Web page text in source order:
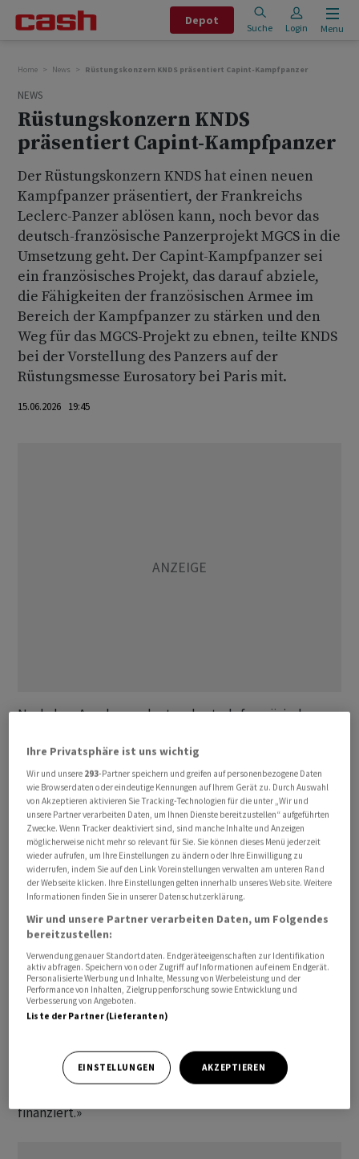
Depot
Suche Login Menu
Home News Rüstungskonzern KNDS präsentiert Capint-Kampfpanzer
NEWS
Rüstungskonzern KNDS
präsentiert Capint-Kampfpanzer
Der Rüstungskonzern KNDS hat einen neuen
Kampfpanzer präsentiert, der Frankreichs
Leclerc-Panzer ablösen kann, noch bevor das
deutsch-französische Panzerprojekt MGCS in die
Umsetzung geht. Der Capint-Kampfpanzer sei
ein französisches Projekt, das darauf abziele,
die Fähigkeiten der französischen Armee im
Bereich der Kampfpanzer zu stärken und den
Weg für das MGCS-Projekt zu ebnen, teilte KNDS
bei der Vorstellung des Panzers auf der
Rüstungsmesse Eurosatory bei Paris mit.
15.06.2026 19:45
Nach dem Aus des geplanten deutsch-französischen
gemeinsame Panzerprojekt MGCS ebenfalls in die
Brüche gehen könnte. Das Projekt MGCS (Main Ground
Combat System) zielt darauf ab, bis 2040 die
Kampfpanzer Leopard 2 und Leclerc durch ein
plattformübergreifendes Bodenkampfsystem zu
ersetzen.
Frankreich benötigt Zwischenlösung
Frankreichs Verteidigungsministerin Catherine Vautrin
begründete das Interesse an einer Zwischenlösung mit
den Verzögerungen beim MGCS-Projekt. «Der Panzer
der Zukunft hat sich um zehn Jahre verzögert. Wir
können nicht so lange warten», sagte Vautrin der
Zwischenmodell. «Es wird ein neu konzipierter Panzer
mit hoher Vernetzung sein. Diese Arbeiten sind im
finanziert.»
Ihre Privatsphäre ist uns wichtig
Wir und unsere 293-Partner speichern und greifen auf personenbezogene Daten
wie Browserdaten oder eindeutige Kennungen auf Ihrem Gerät zu. Durch Auswahl
von Akzeptieren aktivieren Sie Tracking-Technologien für die unter „Wir und
unsere Partner verarbeiten Daten, um Ihnen Dienste bereitzustellen“ aufgeführten
Zwecke. Wenn Tracker deaktiviert sind, sind manche Inhalte und Anzeigen
möglicherweise nicht mehr so relevant für Sie. Sie können dieses Menü jederzeit
wieder aufrufen, um Ihre Einstellungen zu ändern oder Ihre Einwilligung zu
widerrufen, indem Sie auf den Link Voreinstellungen verwalten am unteren Rand
der Webseite klicken. Ihre Einstellungen gelten innerhalb unseres Website. Weitere
Informationen finden Sie in unserer Datenschutzerklärung.
Wir und unsere Partner verarbeiten Daten, um Folgendes
bereitzustellen:
Verwendung genauer Standortdaten. Endgeräteeigenschaften zur Identifikation
aktiv abfragen. Speichern von oder Zugriff auf Informationen auf einem Endgerät.
Personalisierte Werbung und Inhalte, Messung von Werbeleistung und der
Performance von Inhalten, Zielgruppenforschung sowie Entwicklung und
Verbesserung von Angeboten.
Liste der Partner (Lieferanten)
EINSTELLUNGEN AKZEPTIEREN